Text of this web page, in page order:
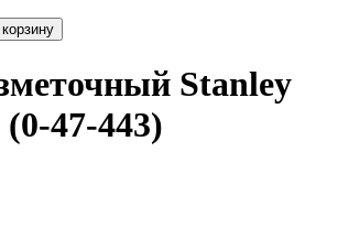
Stanley
47-443)